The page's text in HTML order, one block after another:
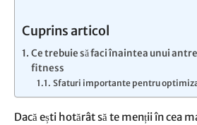
Cuprins articol
Ce trebuie să faci înaintea unui
fitness
Sfaturi importante pentru
Dacă ești hotărât să te menții în cea